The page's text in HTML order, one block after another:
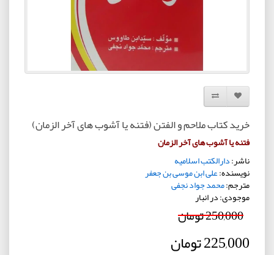
افزودن به لیست دلخواه
مقایسه این محصول
خرید کتاب ملاحم و الفتن (فتنه یا آشوب های آخر الزمان)
فتنه یا آشوب های آخر الزمان
ناشر:دارالکتب اسلامیه
نویسنده:علی ابن موسی بن جعفر
مترجم:محمد جواد نجفی
موجودی: در انبار
250,000 تومان
225,000 تومان